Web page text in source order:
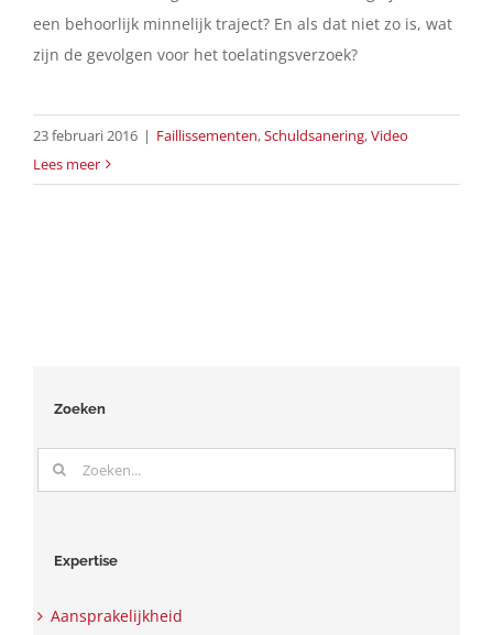
een behoorlijk minnelijk traject? En als dat niet zo is, wat
zijn de gevolgen voor het toelatingsverzoek?
23 februari 2016 | Faillissementen,Schuldsanering,Video
Lees meer
Zoeken
Zoeken
naar:
Expertise
Aansprakelijkheid